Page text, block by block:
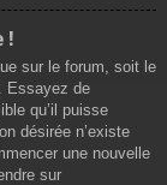
!
sur le forum, soit le
Essayez de
qu’il puisse
désirée n’existe
une nouvelle
sur